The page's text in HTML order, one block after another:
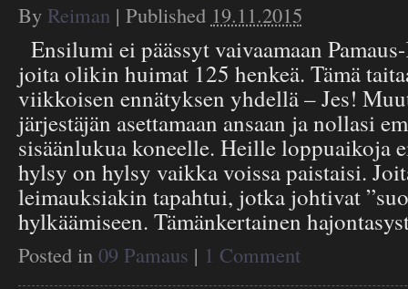
By Reiman | Published 19.11.2015
Ensilumi ei päässyt vaivaamaan
joita olikin huimat 125 henkeä. Tämä
viikkoisen ennätyksen yhdellä – Jes!
järjestäjän asettamaan ansaan ja nollasi
sisäänlukua koneelle. Heille loppuaikoja
hylsy on hylsy vaikka voissa paistaisi.
leimauksiakin tapahtui, jotka johtivat
hylkäämiseen. Tämänkertainen
Posted in 09 Pamaus | 1 Comment